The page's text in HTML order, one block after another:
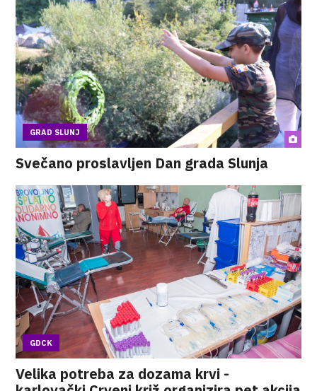
GRAD SLUNJ
Svečano proslavljen Dan grada Slunja
GDCK
Velika potreba za dozama krvi -